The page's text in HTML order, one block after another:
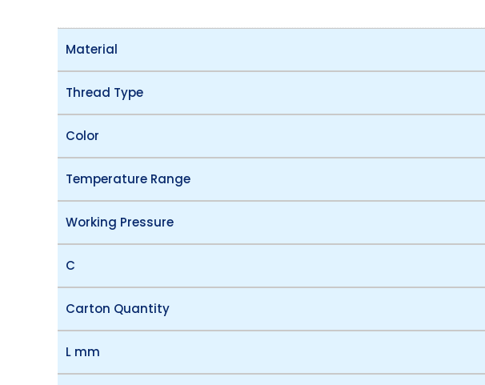
Material
Thread Type
Color
Temperature Range
Working Pressure
C
Carton Quantity
L mm